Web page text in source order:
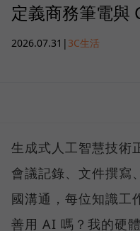
定義商務筆電與
2026.07.31 | 3C生活
生成式人工智慧技術
會議記錄、文件撰寫
國溝通，每位知識工
善用 AI 嗎？我的硬